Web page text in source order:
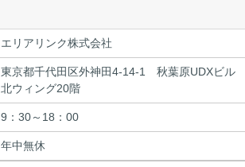
エリアリンク株式会社
東京都千代田区外神田4-14-1 秋葉原UDXビル
北ウィング20階
9：30～18：00
年中無休